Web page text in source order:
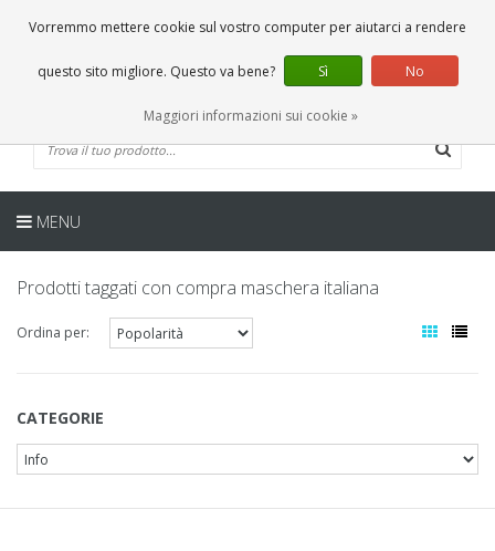
0 Articoli
IT
MENU
Prodotti taggati con compra maschera italiana
Ordina per:
CATEGORIE
Vorremmo mettere cookie sul vostro computer per aiutarci a rendere
questo sito migliore. Questo va bene? Sì No
Maggiori informazioni sui cookie »